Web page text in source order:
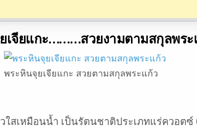
เจียแกะ………สวยงามตามสกุลพระ
พระหินจุยเจียแกะ สวยตามสกุลพระแก้ว
สเหมือนน้ำ เป็นรัตนชาติประเภทแร่ควอต